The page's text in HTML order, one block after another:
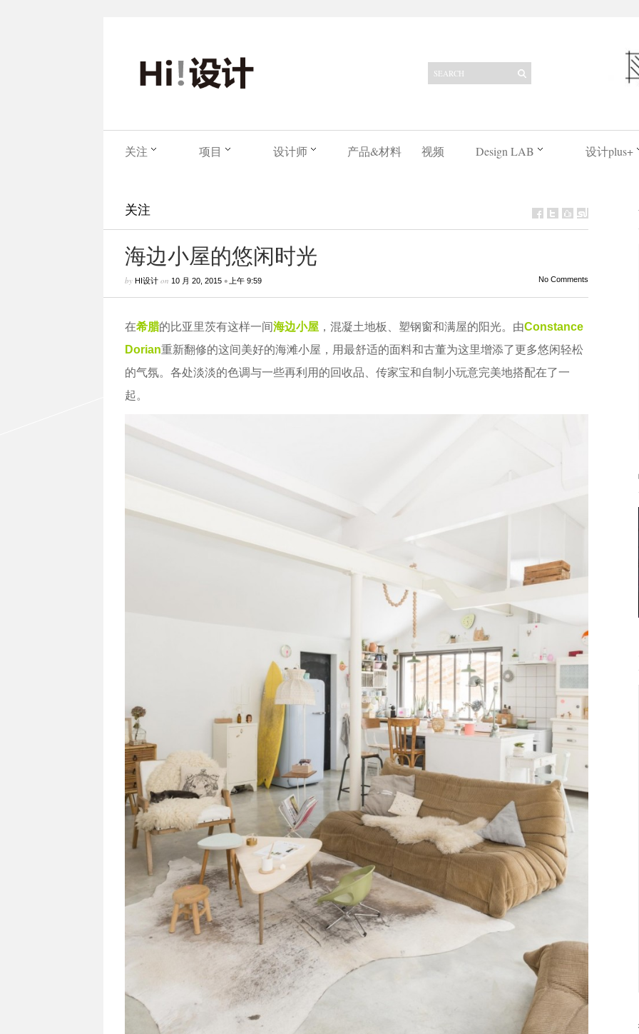
关注 项目 设计师 产品&材料 视频 Design LAB 设计plus+
关注
海边小屋的悠闲时光
by HI设计on 10 月 20, 2015• 上午 9:59 No Comments
在希腊的比亚里茨有这样一间海边小屋，混凝土地板、塑钢窗和满屋的阳光。由Constance
Dorian重新翻修的这间美好的海滩小屋，用最舒适的面料和古董为这里增添了更多悠闲轻松
的气氛。各处淡淡的色调与一些再利用的回收品、传家宝和自制小玩意完美地搭配在了一
起。